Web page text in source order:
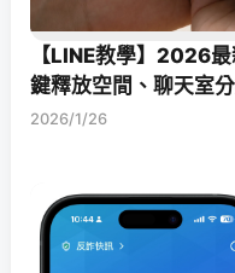
【LINE教學】2026
鍵釋放空間、聊天室
2026/1/26